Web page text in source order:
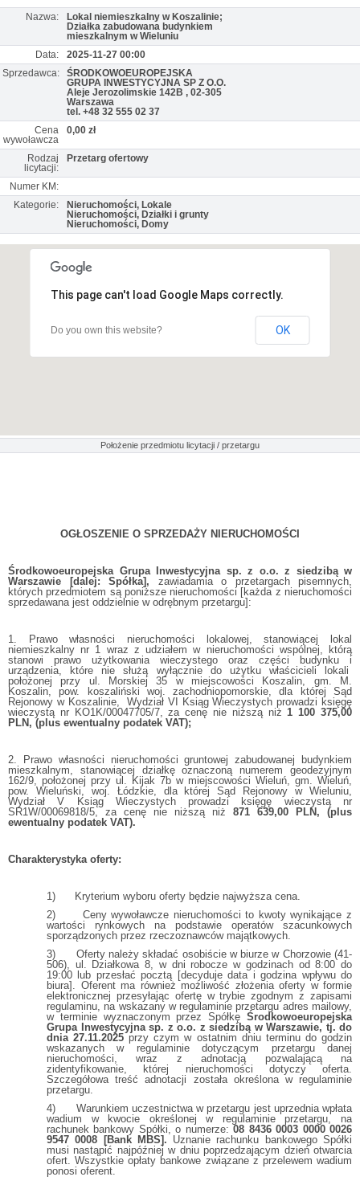
Nazwa:
Lokal niemieszkalny w Koszalinie;
Działka zabudowana budynkiem
mieszkalnym w Wieluniu
Data:
2025-11-27 00:00
Sprzedawca:
ŚRODKOWOEUROPEJSKA
GRUPA INWESTYCYJNA SP Z O.O.
Aleje Jerozolimskie 142B , 02-305
Warszawa
tel. +48 32 555 02 37
Cena
wywoławcza
0,00 zł
Rodzaj
licytacji:
Przetarg ofertowy
Numer KM:
Kategorie:
Nieruchomości, Lokale
Nieruchomości, Działki i grunty
Nieruchomości, Domy
This page can't load Google Maps correctly.
Do you own this website? OK
Położenie przedmiotu licytacji / przetargu
OGŁOSZENIE O SPRZEDAŻY NIERUCHOMOŚCI
Środkowoeuropejska Grupa Inwestycyjna sp. z o.o. z siedzibą w
Warszawie [dalej: Spółka], zawiadamia o przetargach pisemnych,
których przedmiotem są poniższe nieruchomości [każda z nieruchomości
sprzedawana jest oddzielnie w odrębnym przetargu]:
1. Prawo własności nieruchomości lokalowej, stanowiącej lokal
niemieszkalny nr 1 wraz z udziałem w nieruchomości wspólnej, którą
stanowi prawo użytkowania wieczystego oraz części budynku i
urządzenia, które nie służą wyłącznie do użytku właścicieli lokali
położonej przy ul. Morskiej 35 w miejscowości Koszalin, gm. M.
Koszalin, pow. koszaliński woj. zachodniopomorskie, dla której Sąd
Rejonowy w Koszalinie, Wydział VI Ksiąg Wieczystych prowadzi księgę
wieczystą nr KO1K/00047705/7, za cenę nie niższą niż1 100 375,00
PLN, (plus ewentualny podatek VAT);
2. Prawo własności nieruchomości gruntowej zabudowanej budynkiem
mieszkalnym, stanowiącej działkę oznaczoną numerem geodezyjnym
162/9, położonej przy ul. Kijak 7b w miejscowości Wieluń, gm. Wieluń,
pow. Wieluński, woj. Łódzkie, dla której Sąd Rejonowy w Wieluniu,
Wydział V Ksiąg Wieczystych prowadzi księgę wieczystą nr
SR1W/00069818/5, za cenę nie niższą niż 871 639,00 PLN, (plus
ewentualny podatek VAT).
Charakterystyka oferty:
1) Kryterium wyboru oferty będzie najwyższa cena.
2) Ceny wywoławcze nieruchomości to kwoty wynikające z
wartości rynkowych na podstawie operatów szacunkowych
sporządzonych przez rzeczoznawców majątkowych.
3) Oferty należy składać osobiście w biurze w Chorzowie (41-
506), ul. Działkowa 8, w dni robocze w godzinach od 8:00 do
19:00 lub przesłać pocztą [decyduje data i godzina wpływu do
biura]. Oferent ma również możliwość złożenia oferty w formie
elektronicznej przesyłając ofertę w trybie zgodnym z zapisami
regulaminu, na wskazany w regulaminie przetargu adres mailowy,
w terminie wyznaczonym przez Spółkę Środkowoeuropejska
Grupa Inwestycyjna sp. z o.o. z siedzibą w Warszawie, tj. do
dnia 27.11.2025 przy czym w ostatnim dniu terminu do godzin
wskazanych w regulaminie dotyczącym przetargu danej
nieruchomości, wraz z adnotacją pozwalającą na
zidentyfikowanie, której nieruchomości dotyczy oferta.
Szczegółowa treść adnotacji została określona w regulaminie
przetargu.
4) Warunkiem uczestnictwa w przetargu jest uprzednia wpłata
wadium w kwocie określonej w regulaminie przetargu, na
rachunek bankowy Spółki, o numerze:08 8436 0003 0000 0026
9547 0008 [Bank MBS]. Uznanie rachunku bankowego Spółki
musi nastąpić najpóźniej w dniu poprzedzającym dzień otwarcia
ofert. Wszystkie opłaty bankowe związane z przelewem wadium
ponosi oferent.